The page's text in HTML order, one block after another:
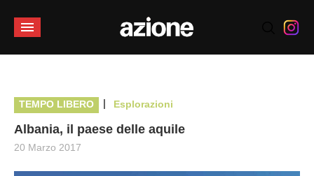
TEMPO LIBERO | Esplorazioni
Albania, il paese delle aquile
20 Marzo 2017